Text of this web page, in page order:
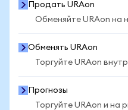
Продать URAon
Обменяйте URAon на
Обменять URAon
Торгуйте URAon
Прогнозы
Торгуйте URAon и на